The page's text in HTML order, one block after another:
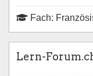
Fach:
Lern-